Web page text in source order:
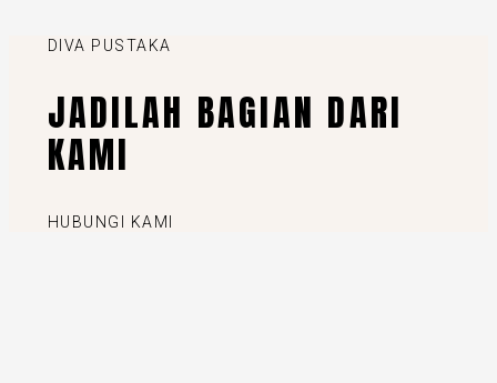
DIVA PUSTAKA
JADILAH BAGIAN DARI
KAMI
HUBUNGI KAMI